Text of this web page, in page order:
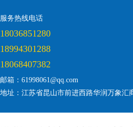
服务热线电话
18036851280
18994301288
18068407382
邮箱：61998061@qq.com
地址：江苏省昆山市前进西路华润万象汇